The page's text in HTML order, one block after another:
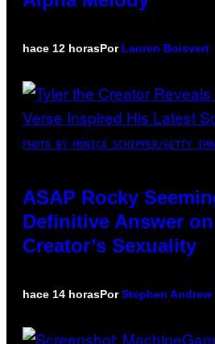
hace 12 horasPor Lauren Boisvert
PHOTO BY MONICA SCHIPPER/GETTY
ASAP Rocky
Definitive Answer
Creator’s Sexuality
hace 14 horasPorStephen Andrew